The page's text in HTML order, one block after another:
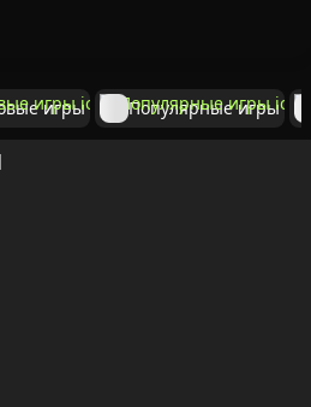
игры Популярные игры